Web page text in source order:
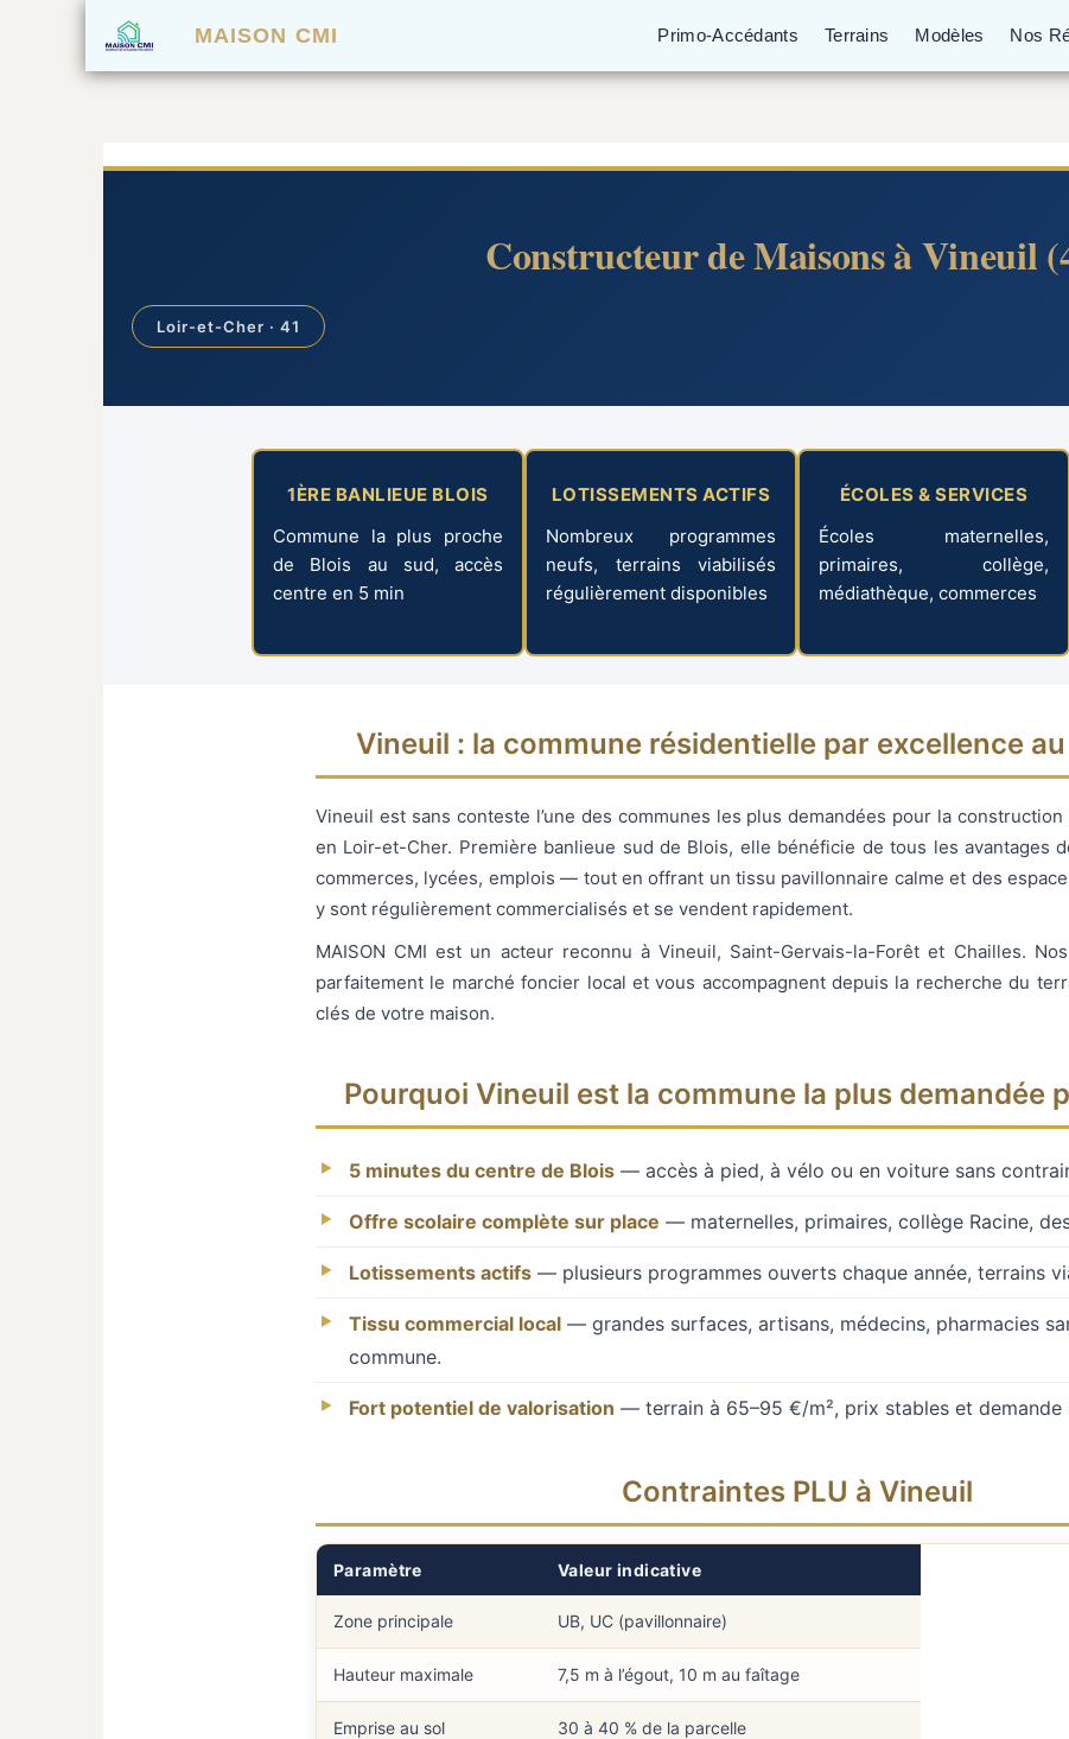
MAISON CMI Primo-Accédants Terrains Modèles Nos
Constructeur de Maisons à Vineuil
Loir-et-Cher · 41
1ÈRE BANLIEUE BLOIS
Commune la plus proche
de Blois au sud, accès
centre en 5 min
LOTISSEMENTS ACTIFS
Nombreux programmes
neufs, terrains viabilisés
régulièrement disponibles
ÉCOLES & SERVICES
Écoles maternelles,
primaires, collège,
médiathèque, commerces
Vineuil : la commune résidentielle par excellence
Vineuil est sans conteste l’une des communes les plus demandées pour la
en Loir-et-Cher. Première banlieue sud de Blois, elle bénéficie de tous les avantages
commerces, lycées, emplois — tout en offrant un tissu pavillonnaire calme et des
y sont régulièrement commercialisés et se vendent rapidement.
MAISON CMI est un acteur reconnu à Vineuil, Saint-Gervais-la-Forêt et Chailles.
parfaitement le marché foncier local et vous accompagnent depuis la recherche du
clés de votre maison.
Pourquoi Vineuil est la commune la plus demandée
5 minutes du centre de Blois — accès à pied, à vélo ou en voiture sans
Offre scolaire complète sur place — maternelles, primaires, collège Racine,
Lotissements actifs — plusieurs programmes ouverts chaque année, terrains
Tissu commercial local — grandes surfaces, artisans, médecins, pharmacies
commune.
Fort potentiel de valorisation — terrain à 65–95 €/m², prix stables et demande
Contraintes PLU à Vineuil
Paramètre Valeur indicative
Zone principale UB, UC (pavillonnaire)
Hauteur maximale 7,5 m à l’égout, 10 m au faîtage
Emprise au sol 30 à 40 % de la parcelle